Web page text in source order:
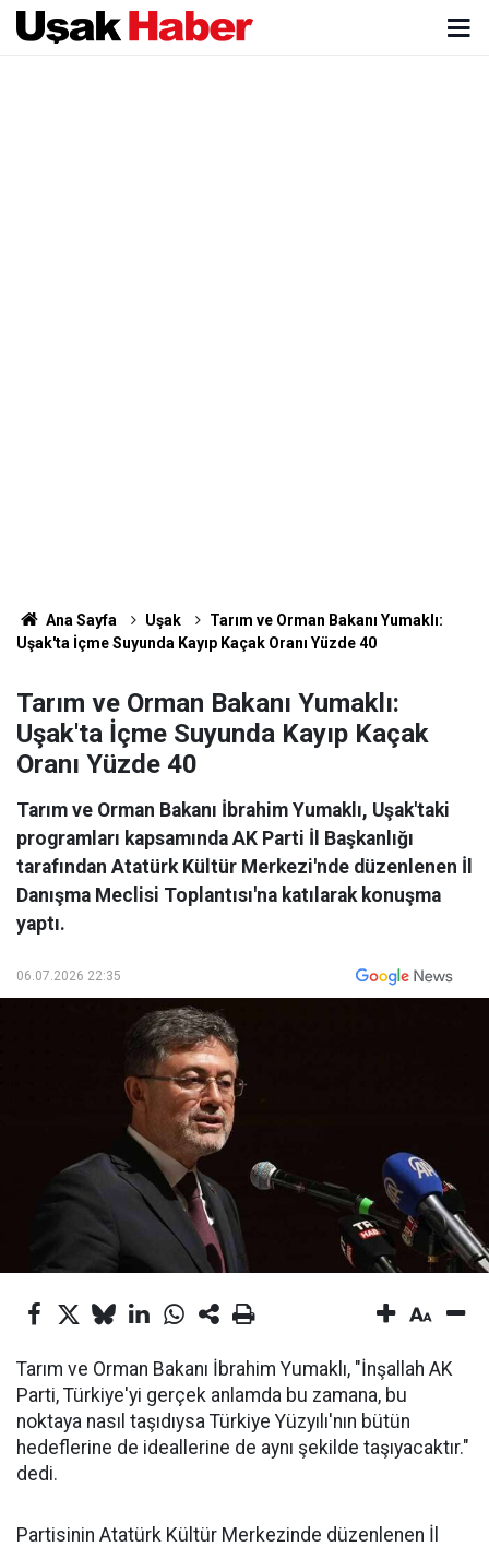
Ana Sayfa Uşak
Tarım ve Orman Bakanı Yumaklı:
Uşak'ta İçme Suyunda Kayıp Kaçak Oranı Yüzde 40
Tarım ve Orman Bakanı Yumaklı:
Uşak'ta İçme Suyunda Kayıp Kaçak
Oranı Yüzde 40
Tarım ve Orman Bakanı İbrahim Yumaklı, Uşak'taki
programları kapsamında AK Parti İl Başkanlığı
tarafından Atatürk Kültür Merkezi'nde düzenlenen İl
Danışma Meclisi Toplantısı'na katılarak konuşma
yaptı.
06.07.2026 22:35
Tarım ve Orman Bakanı İbrahim Yumaklı, "İnşallah AK
Parti, Türkiye'yi gerçek anlamda bu zamana, bu
noktaya nasıl taşıdıysa Türkiye Yüzyılı'nın bütün
hedeflerine de ideallerine de aynı şekilde taşıyacaktır."
dedi.
Partisinin Atatürk Kültür Merkezinde düzenlenen İl